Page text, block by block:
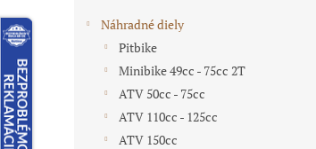
Náhradné diely
Pitbike
Minibike 49cc - 75cc 2T
ATV 50cc - 75cc
ATV 110cc - 125cc
ATV 150cc